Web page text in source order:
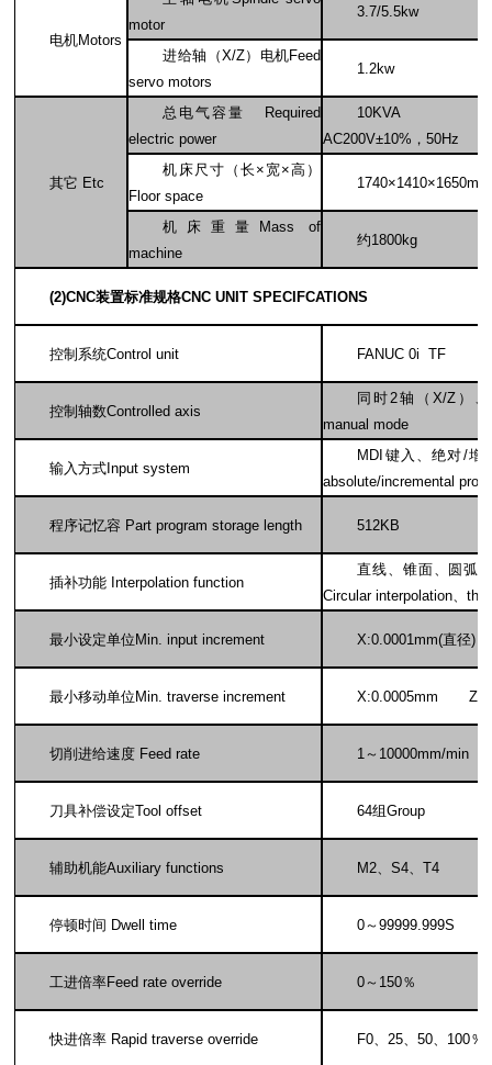
电机Motors
motor
3.7/5.5kw
进给轴（X/Z）电机Feed
servo motors
1.2kw
其它 Etc
总电气容量 Required
electric power
10KVA
AC200V±10%，50Hz
机床尺寸（长×宽×高）
Floor space
1740×1410×1650mm
机床重量Mass of
machine
约1800kg
(2)CNC装置标准规格CNC UNIT SPECIFCATIONS
控制系统Control unit FANUC 0i TF
控制轴数Controlled axis
同时2轴（X/Z）、
manual mode
输入方式Input system
MDI 键入、绝对/增
absolute/incremental
程序记忆容 Part program storage length 512KB
插补功能 Interpolation function
直线、锥面、圆弧
Circular interpolation、
最小设定单位Min. input increment X:0.0001mm(直径)
最小移动单位Min. traverse increment X:0.0005mm
切削进给速度 Feed rate 1 ～10000mm/min
刀具补偿设定Tool offset 64组Group
辅助机能Auxiliary functions M2 、S4、T4
停顿时间 Dwell time 0～99999.999S
工进倍率Feed rate override 0～150％
快进倍率 Rapid traverse override F0 、25、50、100％